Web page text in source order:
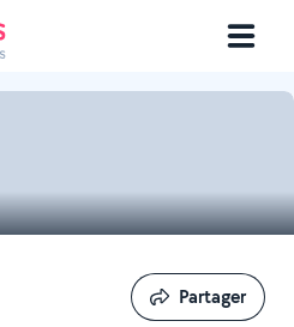
Partager
Partager